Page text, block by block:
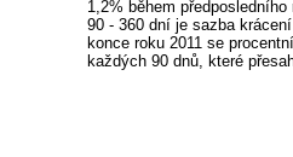
1,2% během
90 - 360 dní je sazba
konce roku 2011 se
každých 90 dnů, které